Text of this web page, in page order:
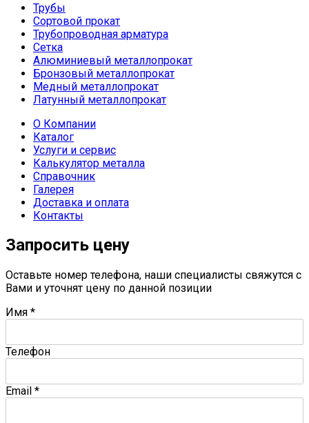
Трубы
Сортовой прокат
Трубопроводная арматура
Сетка
Алюминиевый металлопрокат
Бронзовый металлопрокат
Медный металлопрокат
Латунный металлопрокат
О Компании
Каталог
Услуги и сервис
Калькулятор металла
Справочник
Галерея
Доставка и оплата
Контакты
Запросить цену
Оставьте номер телефона, наши специалисты свяжутся с
Вами и уточнят цену по данной позиции
Имя *
Телефон
Email *